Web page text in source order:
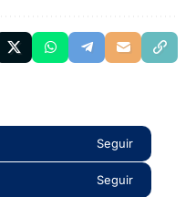
Seguir
Seguir